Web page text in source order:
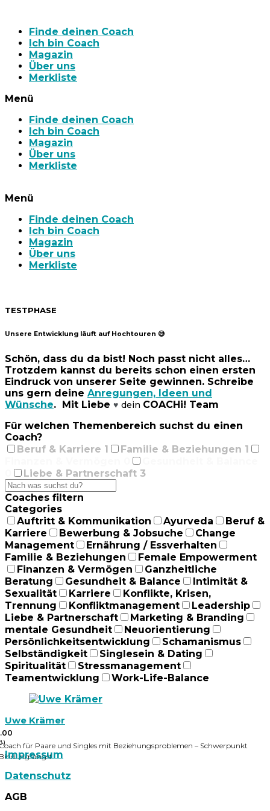
Finde deinen Coach
Ich bin Coach
Magazin
Über uns
Merkliste
Menü
Finde deinen Coach
Ich bin Coach
Magazin
Über uns
Merkliste
Menü
Finde deinen Coach
Ich bin Coach
Magazin
Über uns
Merkliste
TESTPHASE
Unsere Entwicklung läuft auf Hochtouren 😅
Schön, dass du da bist! Noch passt nicht alles…
Trotzdem kannst du bereits schon einen ersten
Eindruck von unserer Seite gewinnen. Schreibe
uns gern deine Anregungen, Ideen und
Wünsche. Mit Liebe ♥ dein COACHi! Team
Für welchen Themenbereich suchst du einen
Coach?
Beruf & Karriere 1 Familie & Beziehungen 1
Liebe & Partnerschaft 3
Coaches filtern
Categories
Auftritt & Kommunikation
Ayurveda
Beruf &
Karriere
Bewerbung & Jobsuche
Change
Management
Ernährung / Essverhalten
Familie & Beziehungen
Female Empowerment
Finanzen & Vermögen
Ganzheitliche
Beratung
Gesundheit & Balance
Intimität &
Sexualität
Karriere
Konflikte, Krisen,
Trennung
Konfliktmanagement
Leadership
Liebe & Partnerschaft
Marketing & Branding
mentale Gesundheit
Neuorientierung
Persönlichkeitsentwicklung
Schamanismus
Selbständigkeit
Singlesein & Dating
Spiritualität
Stressmanagement
Teamentwicklung
Work-Life-Balance
Uwe Krämer
für Paare und Singles mit Beziehungsproblemen – Schwerpunkt
Impressum
Datenschutz
AGB